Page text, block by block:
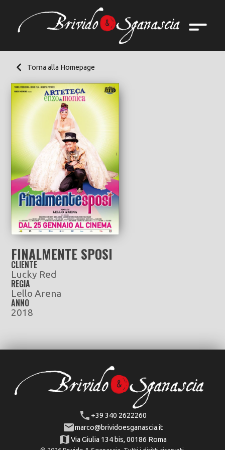
Torna alla Homepage
FINALMENTE SPOSI
CLIENTE
Lucky Red
REGIA
Lello Arena
ANNO
2018
+39 340 2622260
marco@brividoesganascia.it
Via Giulia 134 bis, 00186 Roma